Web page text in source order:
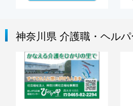
神奈川県 介護職・ヘルパ